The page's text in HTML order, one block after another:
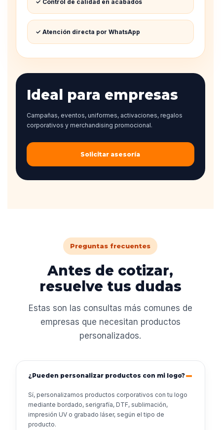
✓ Control de calidad en acabados
✓ Atención directa por WhatsApp
Ideal para empresas
Campañas, eventos, uniformes, activaciones, regalos
corporativos y merchandising promocional.
Solicitar asesoría
Preguntas frecuentes
Antes de cotizar,
resuelve tus dudas
Estas son las consultas más comunes de
empresas que necesitan productos
personalizados.
¿Pueden personalizar productos con mi logo?
Sí, personalizamos productos corporativos con tu logo
mediante bordado, serigrafía, DTF, sublimación,
impresión UV o grabado láser, según el tipo de
producto.